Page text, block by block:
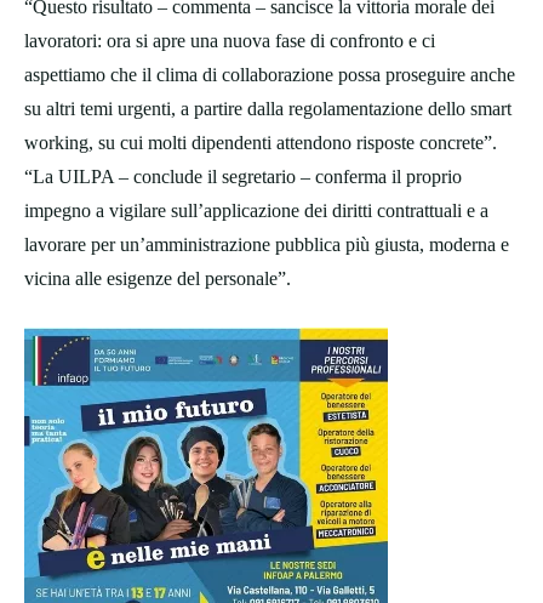
“Questo risultato – commenta – sancisce la vittoria morale dei
lavoratori: ora si apre una nuova fase di confronto e ci
aspettiamo che il clima di collaborazione possa proseguire anche
su altri temi urgenti, a partire dalla regolamentazione dello smart
working, su cui molti dipendenti attendono risposte concrete”.
“La UILPA – conclude il segretario – conferma il proprio
impegno a vigilare sull’applicazione dei diritti contrattuali e a
lavorare per un’amministrazione pubblica più giusta, moderna e
vicina alle esigenze del personale”.